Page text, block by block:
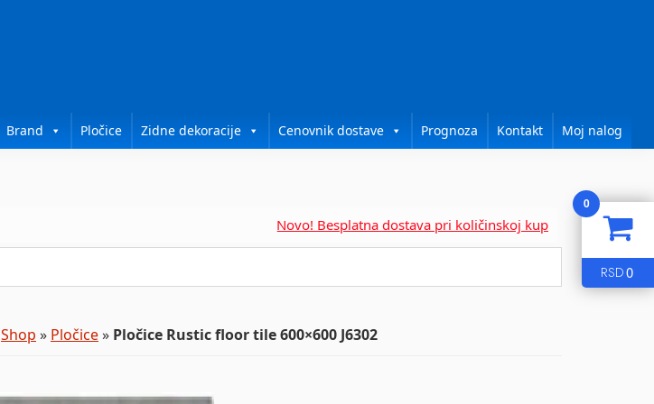
Brand Pločice Zidne dekoracije Cenovnik dostave Prognoza Kontakt Moj nalog
Novo! Besplatna dostava pri količinskoj kupovini za....
Shop » Pločice» Pločice Rustic floor tile 600×600 J6302
0
RSD0